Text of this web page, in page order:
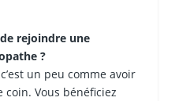
rejoindre une
?
un peu comme avoir
Vous bénéficiez